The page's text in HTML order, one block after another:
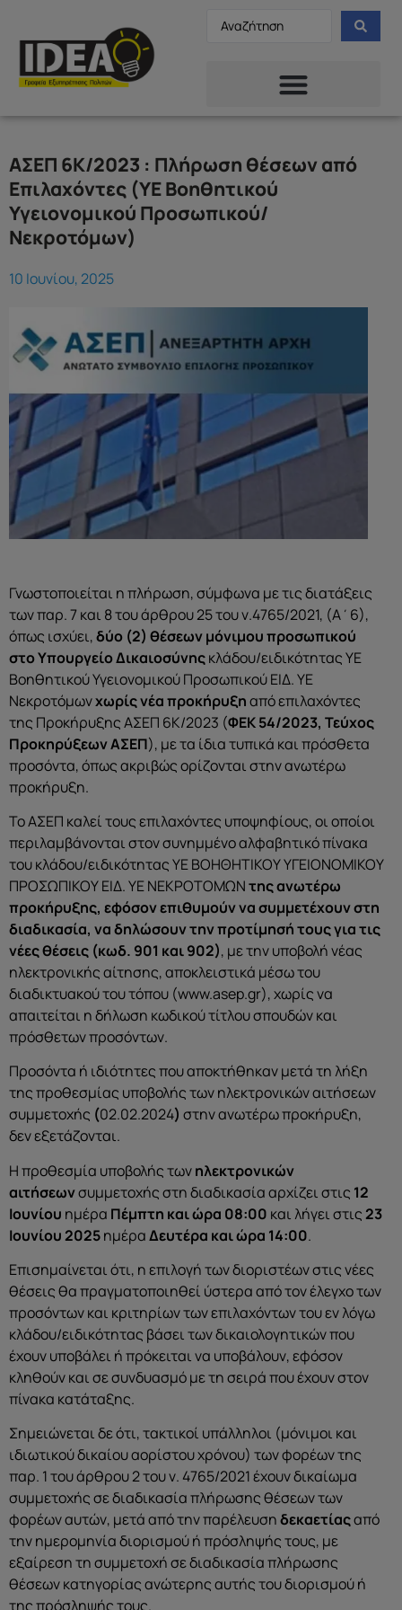
ΑΣΕΠ 6Κ/2023 : Πλήρωση θέσεων από
Επιλαχόντες (ΥΕ Βοηθητικού
Υγειονομικού Προσωπικού/
Νεκροτόμων)
10 Ιουνίου, 2025
Γνωστοποιείται η πλήρωση, σύμφωνα με τις διατάξεις
των παρ. 7 και 8 του άρθρου 25 του ν.4765/2021, (Α΄6),
όπως ισχύει,δύο (2) θέσεωνμόνιμου προσωπικού
στο Υπουργείο Δικαιοσύνηςκλάδου/ειδικότητας ΥΕ
Βοηθητικού Υγειονομικού Προσωπικού ΕΙΔ. ΥΕ
Νεκροτόμωνχωρίς νέα προκήρυξηαπό επιλαχόντες
της Προκήρυξης ΑΣΕΠ 6Κ/2023 (ΦΕΚ 54/2023, Τεύχος
Προκηρύξεων ΑΣΕΠ), με τα ίδια τυπικά και πρόσθετα
προσόντα, όπως ακριβώς ορίζονται στην ανωτέρω
προκήρυξη.
Το ΑΣΕΠ καλεί τους επιλαχόντες υποψηφίους, οι οποίοι
περιλαμβάνονται στον συνημμένο αλφαβητικό πίνακα
του κλάδου/ειδικότητας ΥΕ ΒΟΗΘΗΤΙΚΟΥ ΥΓΕΙΟΝΟΜΙΚΟΥ
ΠΡΟΣΩΠΙΚΟΥ ΕΙΔ. ΥΕ ΝΕΚΡΟΤΟΜΩΝτης ανωτέρω
προκήρυξης, εφόσον επιθυμούν να συμμετέχουν στη
διαδικασία, να δηλώσουν την προτίμησή τους για τις
νέες θέσεις (κωδ. 901 και 902), με την υποβολή νέας
ηλεκτρονικής αίτησης, αποκλειστικά μέσω του
διαδικτυακού του τόπου (www.asep.gr), χωρίς να
απαιτείται η δήλωση κωδικού τίτλου σπουδών και
πρόσθετων προσόντων.
Προσόντα ή ιδιότητες που αποκτήθηκαν μετά τη λήξη
της προθεσμίας υποβολής των ηλεκτρονικών αιτήσεων
συμμετοχής (02.02.2024) στην ανωτέρω προκήρυξη,
δεν εξετάζονται.
Η προθεσμία υποβολής τωνηλεκτρονικών
αιτήσεωνσυμμετοχής στη διαδικασία αρχίζει στις 12
Ιουνίου ημέρα Πέμπτη και ώρα 08:00 και λήγει στις23
Ιουνίου2025ημέραΔευτέρα και ώρα 14:00.
Επισημαίνεται ότι, η επιλογή των διοριστέων στις νέες
θέσεις θα πραγματοποιηθεί ύστερα από τον έλεγχο των
προσόντων και κριτηρίων των επιλαχόντων του εν λόγω
κλάδου/ειδικότητας βάσει των δικαιολογητικών που
έχουν υποβάλει ή πρόκειται να υποβάλουν, εφόσον
κληθούν και σε συνδυασμό με τη σειρά που έχουν στον
πίνακα κατάταξης.
Σημειώνεται δε ότι, τακτικοί υπάλληλοι (μόνιμοι και
ιδιωτικού δικαίου αορίστου χρόνου) των φορέων της
παρ. 1 του άρθρου 2 του ν. 4765/2021 έχουν δικαίωμα
συμμετοχής σε διαδικασία πλήρωσης θέσεων των
φορέων αυτών, μετά από την παρέλευσηδεκαετίαςαπό
την ημερομηνία διορισμού ή πρόσληψής τους, με
εξαίρεση τη συμμετοχή σε διαδικασία πλήρωσης
θέσεων κατηγορίας ανώτερης αυτής του διορισμού ή
της πρόσληψής τους.